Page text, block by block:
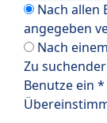
Nach allen
angegeben
Nach
Zu
Benutze ein